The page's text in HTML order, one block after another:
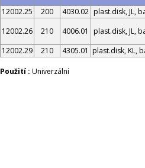
12002.25
200 4030.02 plast.disk, JL,
12002.26
210 4006.01
plast.disk, JL,
12002.29
210 4305.01 plast.disk, KL,
Použití : Univerzální